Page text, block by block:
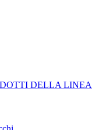
DELLA LINEA